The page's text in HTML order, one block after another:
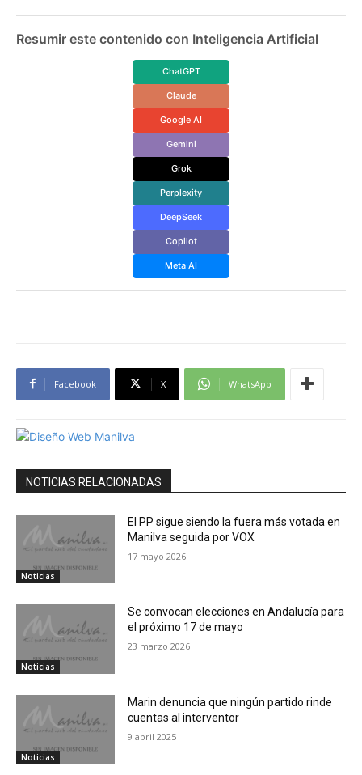
Resumir este contenido con Inteligencia Artificial
ChatGPT
Claude
Google AI
Gemini
Grok
Perplexity
DeepSeek
Copilot
Meta AI
Facebook X WhatsApp
NOTICIAS RELACIONADAS
Noticias
El PP sigue siendo la fuera más votada en
Manilva seguida por VOX
17 mayo 2026
Noticias
Se convocan elecciones en Andalucía para
el próximo 17 de mayo
23 marzo 2026
Noticias
Marin denuncia que ningún partido rinde
cuentas al interventor
9 abril 2025